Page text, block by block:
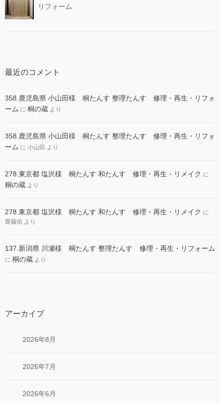
リフォーム
最近のコメント
358.鹿児島県 小山田様 桐たんす 整理たんす 修理・再生・リフォ
ーム に 桐の蔵 より
358.鹿児島県 小山田様 桐たんす 整理たんす 修理・再生・リフォ
ーム に 小山田 より
278.東京都 塩沢様 桐たんす 和たんす 修理・再生・リメイク に
桐の蔵 より
278.東京都 塩沢様 桐たんす 和たんす 修理・再生・リメイク に
齋藤佑 より
137.新潟県 川瀬様 桐たんす 整理たんす 修理・再生・リフォーム
に 桐の蔵 より
アーカイブ
2026年8月
2026年7月
2026年6月